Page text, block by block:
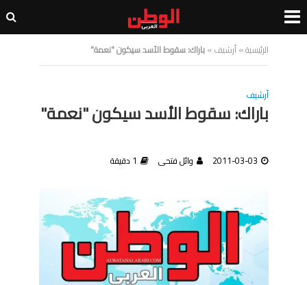
الرئيسية»أرشيف»باراك: سقوط الأسد سيكون "نعمة"
أرشيف
باراك: سقوط الأسد سيكون "نعمة"
2011-03-03 وائل فتحى 1 دقيقة